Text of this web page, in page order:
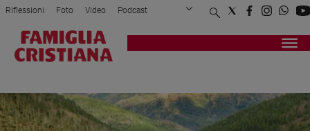
Attualità
Politica
Mondo
Riflessioni Foto Video Podcast
Privacy Policy Chi siamo
Registrati Redazione